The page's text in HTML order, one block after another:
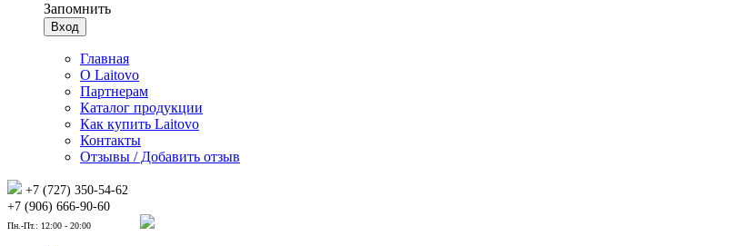
Запомнить
Вход
Главная
О Laitovo
Партнерам
Каталог продукции
Как купить Laitovo
Контакты
Отзывы / Добавить отзыв
+7 (727) 350-54-62
+7 (906) 666-90-60
Пн.-Пт.: 12:00 - 20:00